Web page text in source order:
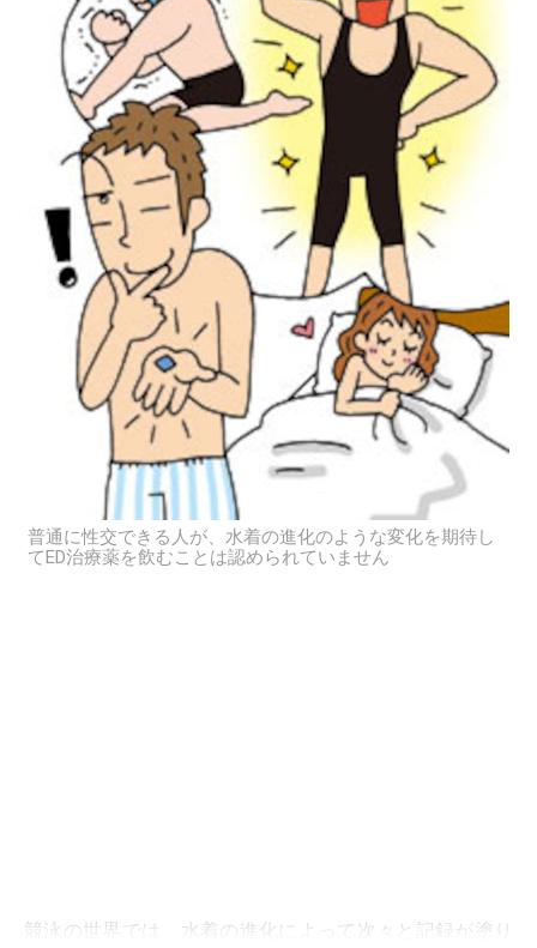
普通に性交できる人が、水着の進化のような変化を期待し
てED治療薬を飲むことは認められていません
競泳の世界では、水着の進化によって次々と記録が塗り